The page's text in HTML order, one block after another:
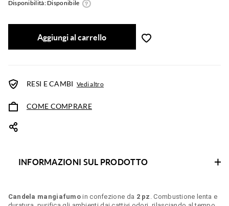
Disponibilità: Disponibile
Aggiungi al carrello
RESI E CAMBI Vedi altro
COME COMPRARE
INFORMAZIONI SUL PRODOTTO
Candela mangiafumo in confezione da 2 pz . Combustione lenta e